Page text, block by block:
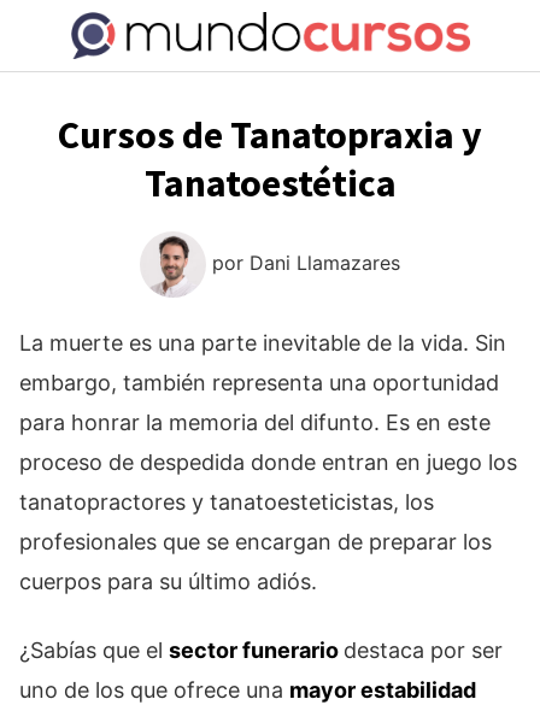
contenido
Cursos de Tanatopraxia y
Tanatoestética
por Dani Llamazares
La muerte es una parte inevitable de la vida. Sin
embargo, también representa una oportunidad
para honrar la memoria del difunto. Es en este
proceso de despedida donde entran en juego los
tanatopractores y tanatoesteticistas, los
profesionales que se encargan de preparar los
cuerpos para su último adiós.
¿Sabías que el sector funerario destaca por ser
uno de los que ofrece una mayor estabilidad